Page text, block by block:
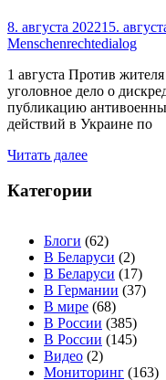
8. августа 202215.
Menschenrechtedialog
1 августа Против
уголовное дело о
публикацию
действий в Украине по
Читать далее
Категории
Блоги (62)
В Беларуси (2)
В Беларуси (17)
В Германии (37)
В мире (68)
В России (385)
В России (145)
Видео (2)
Мониторинг (163)